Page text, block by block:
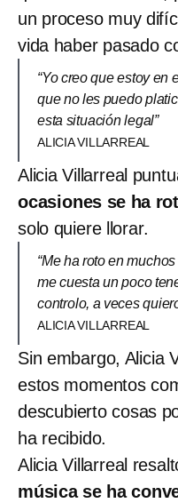
un proceso muy
vida haber pasado
“Yo creo que estoy en
que no les puedo
esta situación legal”
ALICIA VILLARREAL
Alicia Villarreal
ocasiones se ha
solo quiere llorar.
“Me ha roto en
me cuesta un poco
controlo, a veces
ALICIA VILLARREAL
Sin embargo, Alicia
estos momentos
descubierto cosas
ha recibido.
Alicia Villarreal
música se ha